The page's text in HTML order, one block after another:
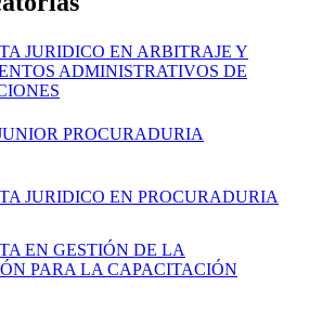
JURIDICO EN ARBITRAJE Y
ADMINISTRATIVOS DE
PROCURADURIA
JURIDICO EN PROCURADURIA
EN GESTIÓN DE LA
PARA LA CAPACITACIÓN